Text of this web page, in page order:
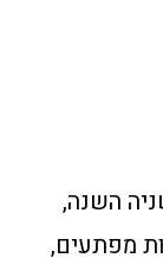
השנה,
מפתעים,